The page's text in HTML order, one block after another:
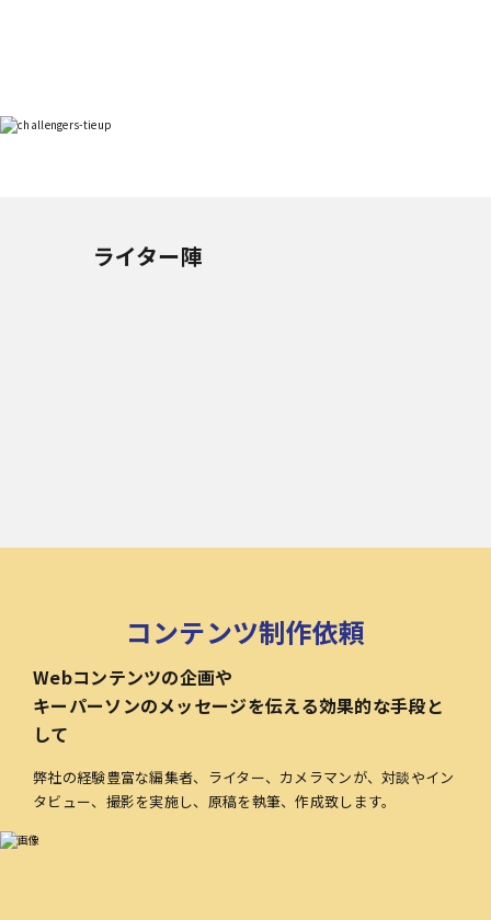
ライター陣
コンテンツ制作依頼
Webコンテンツの企画や
キーパーソンのメッセージを伝える効果的な手段と
して
弊社の経験豊富な編集者、ライター、カメラマンが、対談やイン
タビュー、撮影を実施し、原稿を執筆、作成致します。